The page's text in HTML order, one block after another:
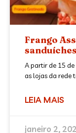
Frango
parceria
A partir de 15
as lojas da rede
LEIA MAIS
janeiro 2,